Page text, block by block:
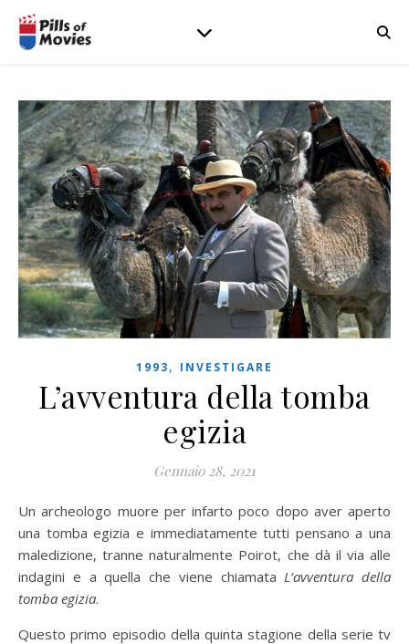
1993, INVESTIGARE
L’avventura della tomba
egizia
Gennaio 28, 2021
Un archeologo muore per infarto poco dopo aver aperto
una tomba egizia e immediatamente tutti pensano a una
maledizione, tranne naturalmente Poirot, che dà il via alle
indagini e a quella che viene chiamata L’avventura della
tomba egizia.
Questo primo episodio della quinta stagione della serie tv